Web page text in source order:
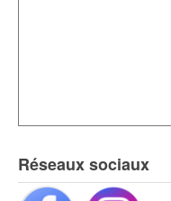
Réseaux sociaux